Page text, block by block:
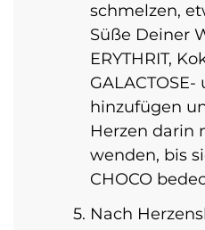
schmelzen,
Süße Deiner
ERYTHRIT,
hinzufügen
Herzen darin
wenden, bis
CHOCO
Nach